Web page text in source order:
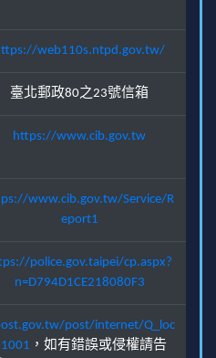
web110s.ntpd.gov.tw/
臺北郵政80之23號信箱
https://www.cib.gov.tw
www.cib.gov.tw/Service/R
eport1
police.gov.taipei/cp.aspx?
n=D794D1CE218080F3
post/internet/Q_loc
，如有錯誤或侵權請告